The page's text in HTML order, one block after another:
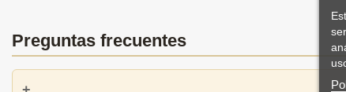
Preguntas frecuentes